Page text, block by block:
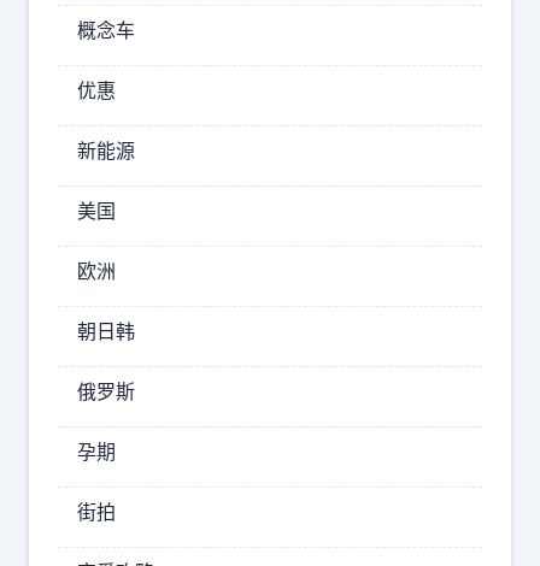
军
秘
来
一
样
，
让
姆
巴
佩
、
总
赛
门
纽
概念车
优惠
新能源
美国
欧洲
朝日韩
俄罗斯
孕期
街拍